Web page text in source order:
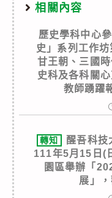
相關內容
歷史學科中心
史」系列工作
甘王朝、三國
史科及各科關
教師踴躍
轉知
醒吾科技
111年5月15日(
園區舉辦「
展」